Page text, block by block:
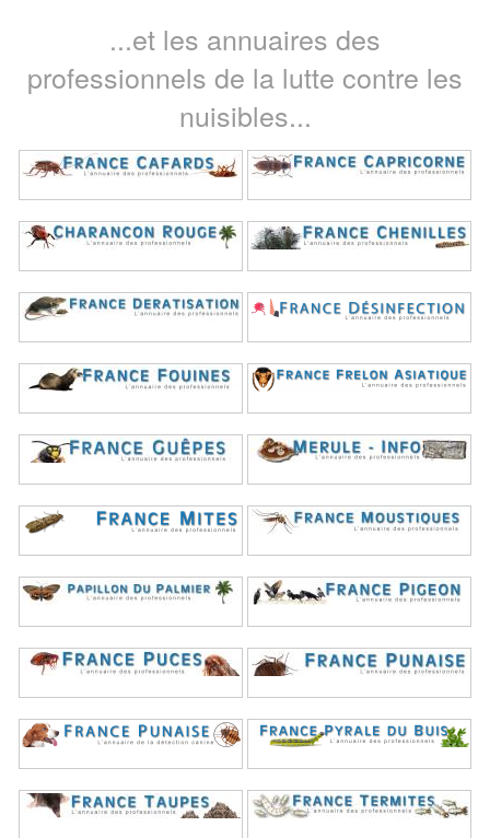
...et les annuaires des
professionnels de la lutte contre les
nuisibles...